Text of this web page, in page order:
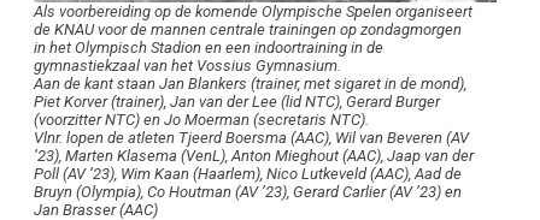
Als voorbereiding op de komende Olympische Spelen organiseert
de KNAU voor de mannen centrale trainingen op zondagmorgen
in het Olympisch Stadion en een indoortraining in de
gymnastiekzaal van het Vossius Gymnasium.
Aan de kant staan Jan Blankers (trainer, met sigaret in de mond),
Piet Korver (trainer), Jan van der Lee (lid NTC), Gerard Burger
(voorzitter NTC) en Jo Moerman (secretaris NTC).
Vlnr. lopen de atleten Tjeerd Boersma (AAC), Wil van Beveren (AV
’23), Marten Klasema (VenL), Anton Mieghout (AAC), Jaap van der
Poll (AV ’23), Wim Kaan (Haarlem), Nico Lutkeveld (AAC), Aad de
Bruyn (Olympia), Co Houtman (AV ’23), Gerard Carlier (AV ’23) en
Jan Brasser (AAC)